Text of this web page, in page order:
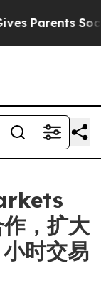
Social
，扩大
时交易